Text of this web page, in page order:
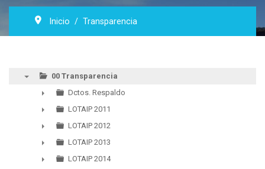
Inicio Transparencia
00 Transparencia
►
Dctos. Respaldo
►
LOTAIP 2011
►
LOTAIP 2012
►
LOTAIP 2013
LOTAIP 2014